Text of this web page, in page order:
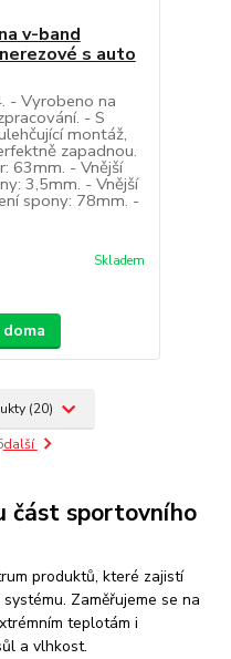
v-band
s auto
- Vyrobeno na
- S
montáž,
zapadnou.
63mm. - Vnější
3,5mm. - Vnější
spony: 78mm. -
Skladem
(20)
další
část sportovního
produktů, které zajistí
Zaměřujeme se na
teplotám i
a vlhkost.